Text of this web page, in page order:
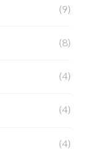
(9)
(8)
(4)
(4)
(4)